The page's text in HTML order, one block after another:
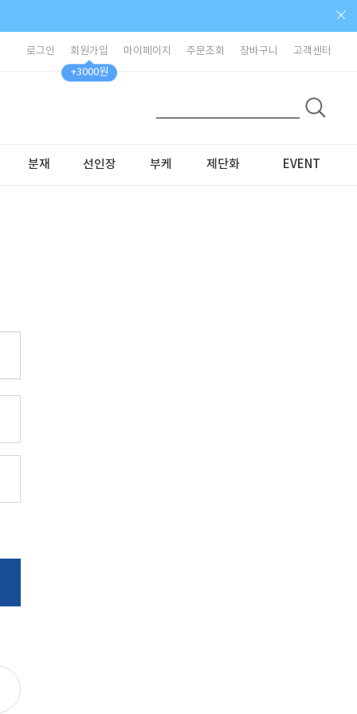
로그인
회원가입
+3000원
마이페이지 주문조회 장바구니 고객센터
분재 선인장 부케 제단화 EVENT